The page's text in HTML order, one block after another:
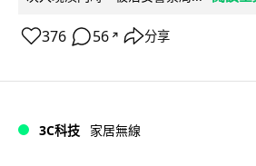
376 56 ↗ 分享
3C科技 家居無線